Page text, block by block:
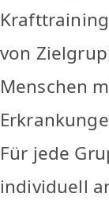
von
Menschen
Für jede
individuell